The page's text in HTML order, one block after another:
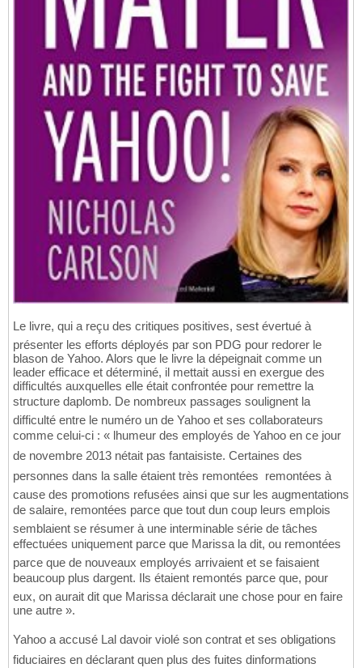
Le livre, qui a reçu des critiques positives, sest évertué à
présenter les efforts déployés par son PDG pour redorer le
blason de Yahoo. Alors que le livre la dépeignait comme un
leader efficace et déterminé, il mettait aussi en exergue des
difficultés auxquelles elle était confrontée pour remettre la
structure daplomb. De nombreux passages soulignent la
difficulté entre le numéro un de Yahoo et ses collaborateurs
comme celui-ci : « lhumeur des employés de Yahoo en ce jour
de novembre 2013 nétait pas fantaisiste. Certaines des
personnes dans la salle étaient très remontées  remontées à
cause des promotions refusées ainsi que sur les augmentations
de salaire, remontées parce que tout dun coup leurs emplois
semblaient se résumer à une interminable série de tâches
effectuées uniquement parce que Marissa la dit, ou remontées
parce que de nouveaux employés arrivaient et se faisaient
beaucoup plus dargent. Ils étaient remontés parce que, pour
eux, on aurait dit que Marissa déclarait une chose pour en faire
une autre ».
Yahoo a accusé Lal davoir violé son contrat et ses obligations
fiduciaires en déclarant quen plus des fuites dinformations